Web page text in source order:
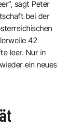
sagt Peter
bei der
42
leer. Nur in
ein neues